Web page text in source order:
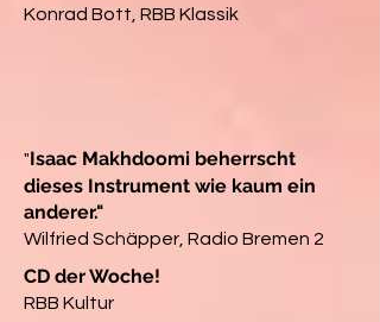
Konrad Bott, RBB Klassik
"Isaac Makhdoomi beherrscht
dieses Instrument wie kaum ein
anderer."
Wilfried Schäpper, Radio Bremen 2
CD der Woche!
RBB Kultur